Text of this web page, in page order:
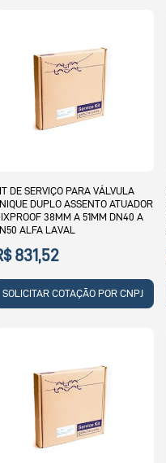
DE SERVIÇO PARA VÁLVULA
DUPLO ASSENTO ATUADOR
38MM A 51MM DN40 A
ALFA LAVAL
831,52
SOLICITAR COTAÇÃO POR CNPJ